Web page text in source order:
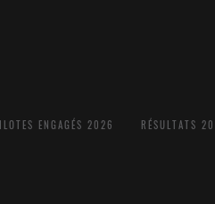
ENGAGÉS 2026 RÉSULTATS